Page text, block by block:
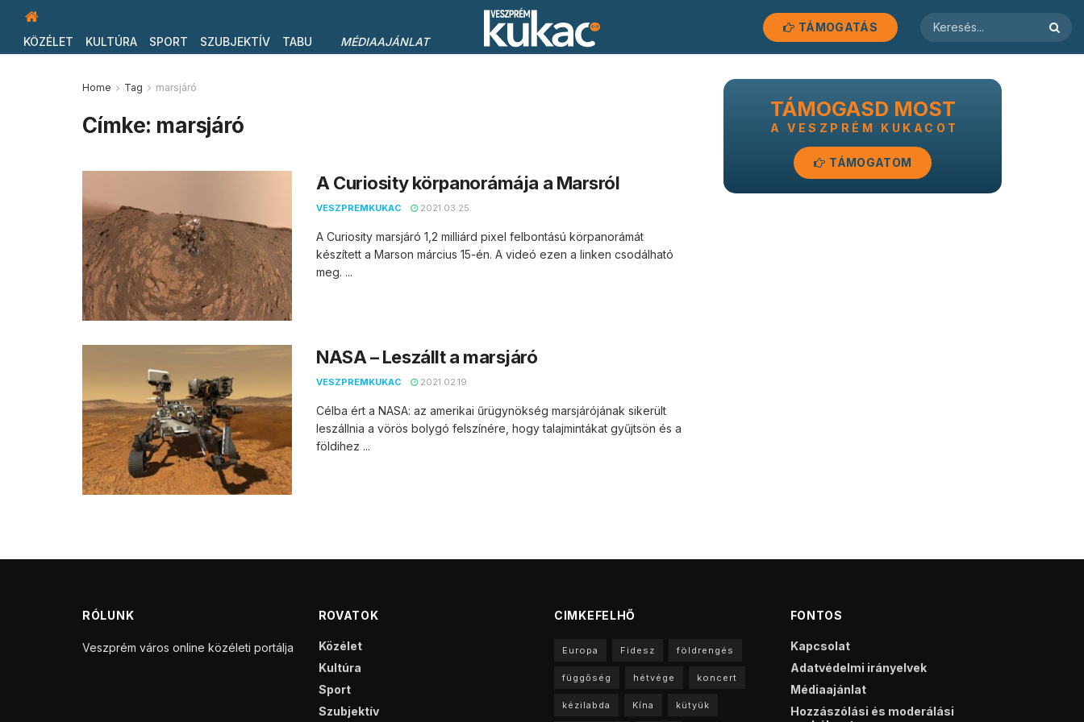
KÖZÉLET KULTÚRA SPORT SZUBJEKTÍV TABU MÉDIAAJÁNLAT
TÁMOGATÁS
Home Tag marsjáró
Címke: marsjáró
A Curiosity körpanorámája a Marsról
VESZPREMKUKAC 2021.03.25.
A Curiosity marsjáró 1,2 milliárd pixel felbontású körpanorámát
készített a Marson március 15-én. A videó ezen a linken csodálható
meg. ...
NASA – Leszállt a marsjáró
VESZPREMKUKAC 2021.02.19.
Célba ért a NASA: az amerikai űrügynökség marsjárójának sikerült
leszállnia a vörös bolygó felszínére, hogy talajmintákat gyűjtsön és a
földihez ...
TÁMOGASD MOST
A VESZPRÉM KUKACOT
TÁMOGATOM
RÓLUNK
Veszprém város online közéleti portálja
ROVATOK
Közélet
Kultúra
Sport
Szubjektív
CIMKEFELHŐ
Europa Fidesz földrengés
függőség hétvége koncert
kézilabda Kína kütyük
FONTOS
Kapcsolat
Adatvédelmi irányelvek
Médiaajánlat
Hozzászólási és moderálási